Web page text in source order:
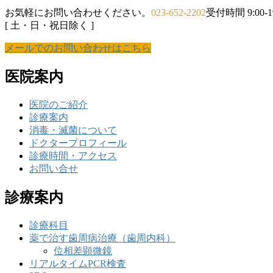
お気軽にお問い合わせください。 023-652-2202受付時間 9:00-
[ 土・日・祝日除く ]
メールでのお問い合わせはこちら
医院案内
医院のご紹介
診療案内
消毒・滅菌について
ドクタープロフィール
診療時間・アクセス
お問い合せ
診療案内
診療科目
薬で治す歯周病治療（歯周内科）
位相差顕微鏡
リアルタイムPCR検査